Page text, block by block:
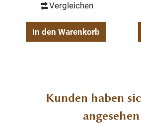
jedes Möbelstück ist ein Unikat
mit Schubläden
Vergleichen
In den Warenkorb
Produktgalerie überspringen
Kunden haben
angesehen